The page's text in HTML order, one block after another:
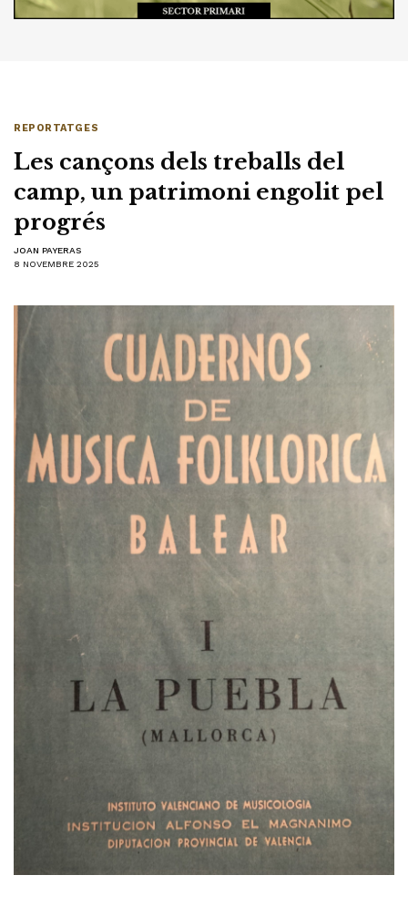
REPORTATGES
Les cançons dels treballs del
camp, un patrimoni engolit pel
progrés
JOAN PAYERAS
8 NOVEMBRE 2025